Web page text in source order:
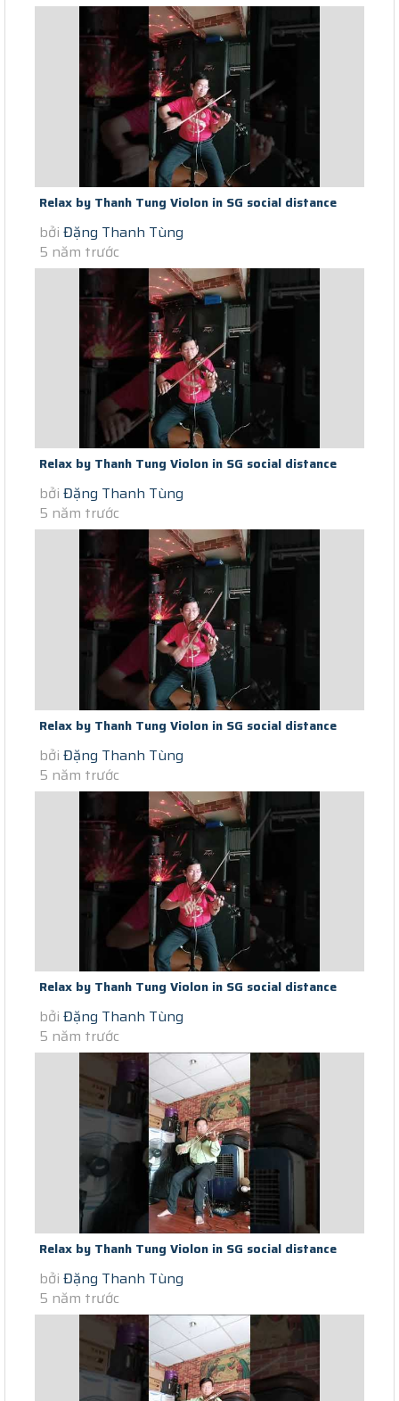
Relax by Thanh Tung Violon in SG social distance
Covid Roi Mai Toi Dua Em...
bởi Đặng Thanh Tùng
5 năm trước
Relax by Thanh Tung Violon in SG social distance
Covid Canh Hong Phai (day...
bởi Đặng Thanh Tùng
5 năm trước
Relax by Thanh Tung Violon in SG social distance
Covid Thu Quyen Ru (day...
bởi Đặng Thanh Tùng
5 năm trước
Relax by Thanh Tung Violon in SG social distance
Covid Noi Minh Dung Chan...
bởi Đặng Thanh Tùng
5 năm trước
Relax by Thanh Tung Violon in SG social distance
Covid Anh Nang Cua Anh...
bởi Đặng Thanh Tùng
5 năm trước